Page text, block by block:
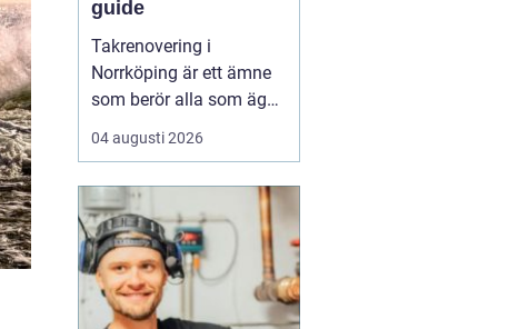
guide
Takrenovering i
Norrköping är ett ämne
som berör alla som äger
hus, radhus eller
flerfamiljshus i området.
viktigaste skydd mot
regn, snö och fukt, och
en i tid genomförd
renovering kan sp...
04 augusti 2026